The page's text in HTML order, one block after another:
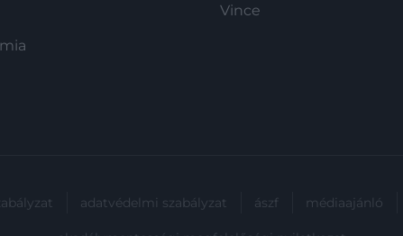
Vince
adatvédelmi szabályzat ászf médiaajánló